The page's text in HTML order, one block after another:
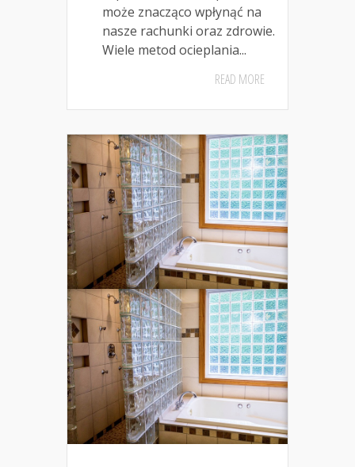
może znacząco wpłynąć na
nasze rachunki oraz zdrowie.
Wiele metod ocieplania...
READ MORE